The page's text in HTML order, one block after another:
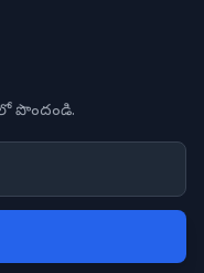
పొందండి.